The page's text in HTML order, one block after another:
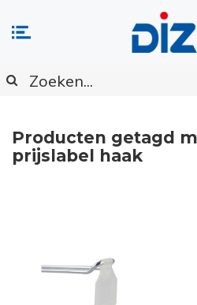
Producten getagd
prijslabel haak